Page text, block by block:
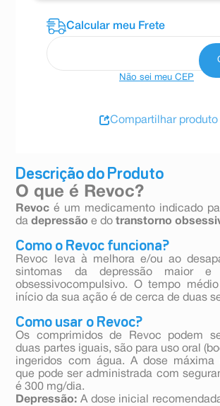
Descrição do Produto
O que é Revoc?
Revoc é um medicamento indicado
dadepressão e dotranstorno
Como o Revoc funciona?
Revoc leva à melhora e/ou ao
sintomas da depressão maior e
obsessivocompulsivo. O tempo
início da sua ação é de cerca de duas
Como usar o Revoc?
Os comprimidos de Revoc podem
duas partes iguais, são para uso oral
ingeridos com água. A dose máxima
que pode ser administrada com
é 300 mg/dia.
Depressão: A dose inicial
Não sei meu CEP
Compartilhar produto